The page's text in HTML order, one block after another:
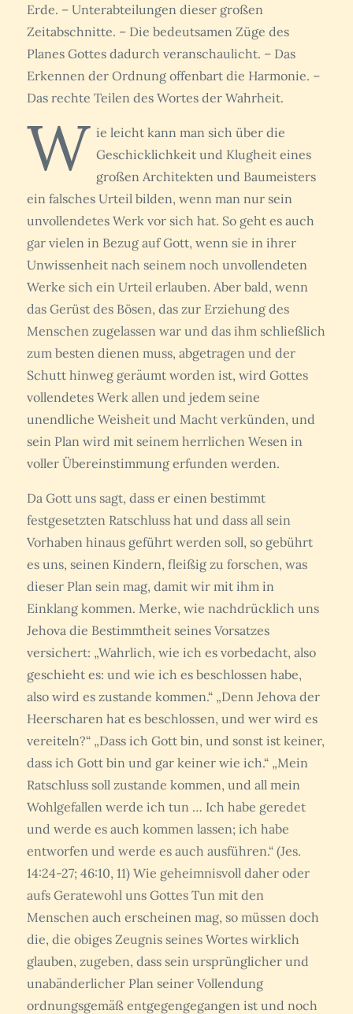
Erde. – Unterabteilungen dieser großen
Zeitabschnitte. – Die bedeutsamen Züge des
Planes Gottes dadurch veranschaulicht. – Das
Erkennen der Ordnung offenbart die Harmonie. –
Das rechte Teilen des Wortes der Wahrheit.
W ie leicht kann man sich über die
Geschicklichkeit und Klugheit eines
großen Architekten und Baumeisters
ein falsches Urteil bilden, wenn man nur sein
unvollendetes Werk vor sich hat. So geht es auch
gar vielen in Bezug auf Gott, wenn sie in ihrer
Unwissenheit nach seinem noch unvollendeten
Werke sich ein Urteil erlauben. Aber bald, wenn
das Gerüst des Bösen, das zur Erziehung des
Menschen zugelassen war und das ihm schließlich
zum besten dienen muss, abgetragen und der
Schutt hinweg geräumt worden ist, wird Gottes
vollendetes Werk allen und jedem seine
unendliche Weisheit und Macht verkünden, und
sein Plan wird mit seinem herrlichen Wesen in
voller Übereinstimmung erfunden werden.
Da Gott uns sagt, dass er einen bestimmt
festgesetzten Ratschluss hat und dass all sein
Vorhaben hinaus geführt werden soll, so gebührt
es uns, seinen Kindern, fleißig zu forschen, was
dieser Plan sein mag, damit wir mit ihm in
Einklang kommen. Merke, wie nachdrücklich uns
Jehova die Bestimmtheit seines Vorsatzes
versichert: „Wahrlich, wie ich es vorbedacht, also
geschieht es: und wie ich es beschlossen habe,
also wird es zustande kommen.“ „Denn Jehova der
Heerscharen hat es beschlossen, und wer wird es
vereiteln?“ „Dass ich Gott bin, und sonst ist keiner,
dass ich Gott bin und gar keiner wie ich.“ „Mein
Ratschluss soll zustande kommen, und all mein
Wohlgefallen werde ich tun … Ich habe geredet
und werde es auch kommen lassen; ich habe
entworfen und werde es auch ausführen.“ (Jes.
14:24-27; 46:10, 11) Wie geheimnisvoll daher oder
aufs Geratewohl uns Gottes Tun mit den
Menschen auch erscheinen mag, so müssen doch
die, die obiges Zeugnis seines Wortes wirklich
glauben, zugeben, dass sein ursprünglicher und
unabänderlicher Plan seiner Vollendung
ordnungsgemäß entgegengegangen ist und noch